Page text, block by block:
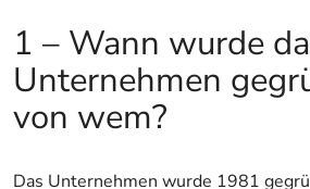
1 – Wann wurde
Unternehmen
von wem?
Das Unternehmen wurde 1981